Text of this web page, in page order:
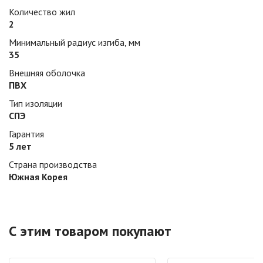
Количество жил
2
Минимальный радиус изгиба, мм
35
Внешняя оболочка
ПВХ
Тип изоляции
СПЭ
Гарантия
5 лет
Страна производства
Южная Корея
С этим товаром покупают